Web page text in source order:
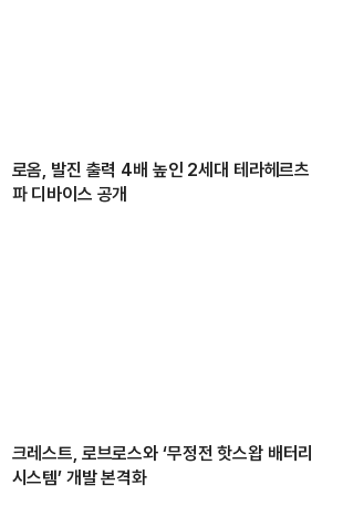
로옴, 발진 출력 4배 높인 2세대 테라헤르츠
파 디바이스 공개
크레스트, 로브로스와 ‘무정전 핫스왑 배터리
시스템’ 개발 본격화